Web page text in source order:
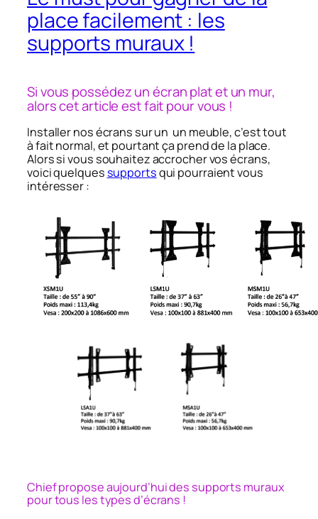
place facilement : les
supports muraux !
Si vous possédez un écran plat et un mur,
alors cet article est fait pour vous !
Installer nos écrans sur un un meuble, c’est tout
à fait normal, et pourtant ça prend de la place.
Alors si vous souhaitez accrocher vos écrans,
voici quelques supportsqui pourraient vous
intéresser :
Chief propose aujourd’hui des supports muraux
pour tous les types d’écrans !